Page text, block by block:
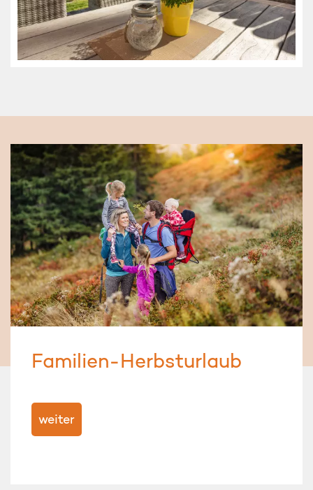
Familien-Herbsturlaub
weiter